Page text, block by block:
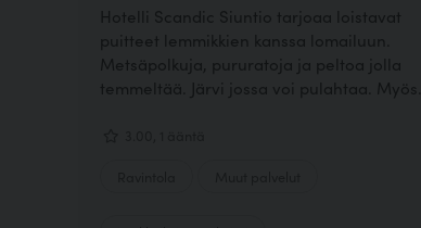
Hotelli Scandic Siuntio tarjoaa loistavat
puitteet lemmikkien kanssa lomailuun.
Metsäpolkuja, pururatoja ja peltoa jolla
temmeltää. Järvi jossa voi pulahtaa. Myös...